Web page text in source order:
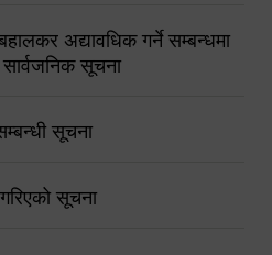
अद्यावधिक गर्ने सम्बन्धमा
सार्वजनिक सूचना
सूचना
सूचना